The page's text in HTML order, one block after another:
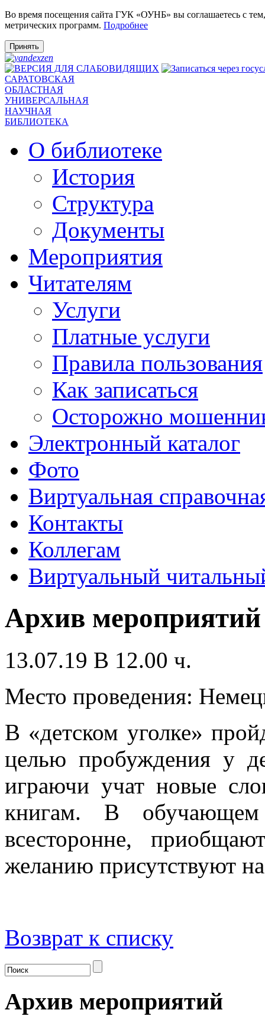
Во время посещения сайта ГУК «ОУНБ» вы соглашаетесь с
метрических программ. Подробнее
Принять
САРАТОВСКАЯ
ОБЛАСТНАЯ
УНИВЕРСАЛЬНАЯ
НАУЧНАЯ
БИБЛИОТЕКА
О библиотеке
История
Структура
Документы
Мероприятия
Читателям
Услуги
Платные услуги
Правила пользования
Как записаться
Осторожно
Электронный каталог
Фото
Виртуальная
Контакты
Коллегам
Виртуальный
Архив мероприятий
13.07.19 В 12.00 ч.
Место проведения:
В «детском уголке»
целью пробуждения у
играючи учат новые
книгам. В обучающем
всесторонне,
желанию присутствуют
Возврат к списку
Архив мероприятий